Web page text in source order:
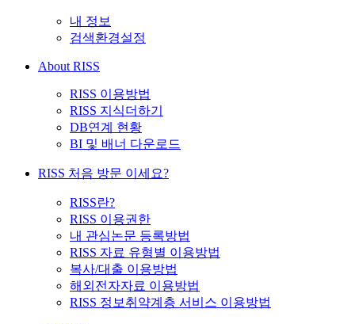
내 정보
검색환경설정
About RISS
RISS 이용방법
RISS 지식더하기
DB연계 현황
BI 및 배너 다운로드
RISS 처음 방문 이세요?
RISS란?
RISS 이용권한
내 관심논문 등록방법
RISS 자료 유형별 이용방법
복사/대출 이용방법
해외전자자료 이용방법
RISS 정보취약계층 서비스 이용방법